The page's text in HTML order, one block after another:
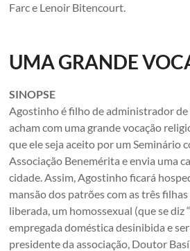
Farc e Lenoir Bitencourt.
UMA GRANDE
SINOPSE
Agostinho é filho de administrador de
acham com uma grande vocação
que ele seja aceito por um Seminário
Associação Benemérita e envia uma
cidade. Assim, Agostinho ficará
mansão dos patrões com as três filhas
liberada, um homossexual (que se diz
empregada doméstica desinibida e
presidente da associação, Doutor